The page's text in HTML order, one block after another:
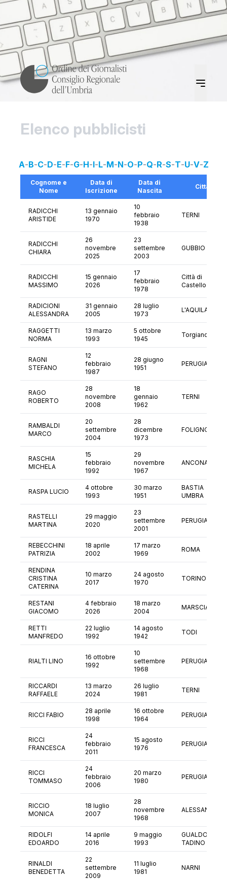
Elenco pubblicisti
A-B-C-D-E-F-G-H-I-L-M-N-O-P-Q-R-S-T-U-V-Z
Cognome e
Nome
Data di
Iscrizione
Data di
Nascita
Città
RADICCHI
ARISTIDE
13 gennaio
1970
10
febbraio
1938
TERNI
RADICCHI
CHIARA
26
novembre
2025
23
settembre
2003
GUBBIO
RADICCHI
MASSIMO
15 gennaio
2026
17
febbraio
1978
Città di
Castello
RADICIONI
ALESSANDRA
31 gennaio
2005
28 luglio
1973
L'AQUILA
RAGGETTI
NORMA
13 marzo
1993
5 ottobre
1945
Torgiano
RAGNI
STEFANO
12
febbraio
1987
28 giugno
1951
PERUGIA
RAGO
ROBERTO
28
novembre
2008
18
gennaio
1962
TERNI
RAMBALDI
MARCO
20
settembre
2004
28
dicembre
1973
FOLIGNO
RASCHIA
MICHELA
15
febbraio
1992
29
novembre
1967
ANCONA
RASPA LUCIO
4 ottobre
1993
30 marzo
1951
BASTIA
UMBRA
RASTELLI
MARTINA
29 maggio
2020
23
settembre
2001
PERUGIA
REBECCHINI
PATRIZIA
18 aprile
2002
17 marzo
1969
ROMA
RENDINA
CRISTINA
CATERINA
10 marzo
2017
24 agosto
1970
TORINO
RESTANI
GIACOMO
4 febbraio
2026
18 marzo
2004
MARSCIANO
RETTI
MANFREDO
22 luglio
1992
14 agosto
1942
TODI
RIALTI LINO
16 ottobre
1992
10
settembre
1968
PERUGIA
RICCARDI
RAFFAELE
13 marzo
2024
26 luglio
1981
TERNI
RICCI FABIO
28 aprile
1998
16 ottobre
1964
PERUGIA
RICCI
FRANCESCA
24
febbraio
2011
15 agosto
1976
PERUGIA
RICCI
TOMMASO
24
febbraio
2006
20 marzo
1980
PERUGIA
RICCIO
MONICA
18 luglio
2007
28
novembre
1968
ALESSANDRIA
RIDOLFI
EDOARDO
14 aprile
2016
9 maggio
1993
GUALDO
TADINO
RINALDI
BENEDETTA
22
settembre
2009
11 luglio
1981
NARNI